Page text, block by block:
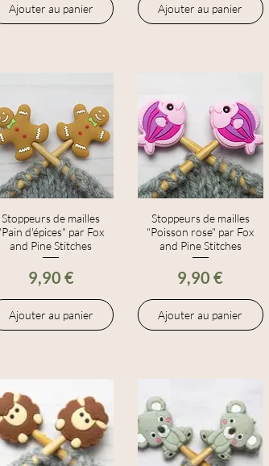
Ajouter au panier Ajouter au panier
Aperçu rapide
Stoppeurs de mailles
d'épices" par Fox
and Pine Stitches
Prix
9,90 €
Ajouter au panier
Aperçu rapide
Stoppeurs de mailles
"Poisson rose" par Fox
and Pine Stitches
Prix
9,90 €
Ajouter au panier